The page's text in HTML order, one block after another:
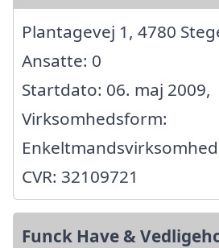
Plantagevej 1, 4780
Ansatte: 0
Startdato: 06. maj 2009,
Virksomhedsform:
Enkeltmandsvirksomhed
CVR: 32109721
Funck Have &